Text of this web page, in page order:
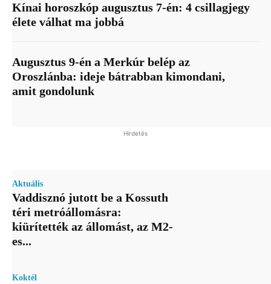
Kínai horoszkóp augusztus 7-én: 4 csillagjegy
élete válhat ma jobbá
Augusztus 9-én a Merkúr belép az
Oroszlánba: ideje bátrabban kimondani,
amit gondolunk
Hirdetés
Aktuális
Vaddisznó jutott be a Kossuth
téri metróállomásra:
kiürítették az állomást, az M2-
es...
Koktél